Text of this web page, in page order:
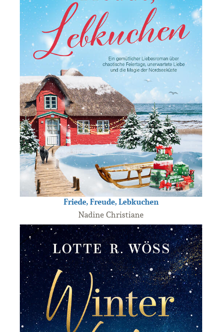
Friede, Freude, Lebkuchen
Nadine Christiane